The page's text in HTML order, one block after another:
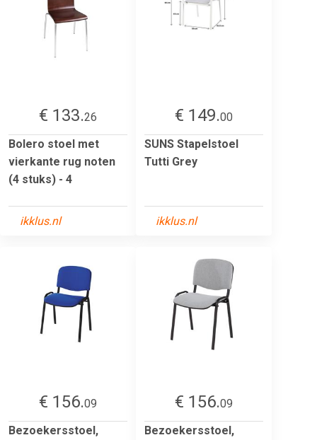
€ 133.26
Bolero stoel met
vierkante rug noten
(4 stuks) - 4
ikklus.nl
€ 149.00
SUNS Stapelstoel
Tutti Grey
ikklus.nl
€ 156.09
Bezoekersstoel,
€ 156.09
Bezoekersstoel,